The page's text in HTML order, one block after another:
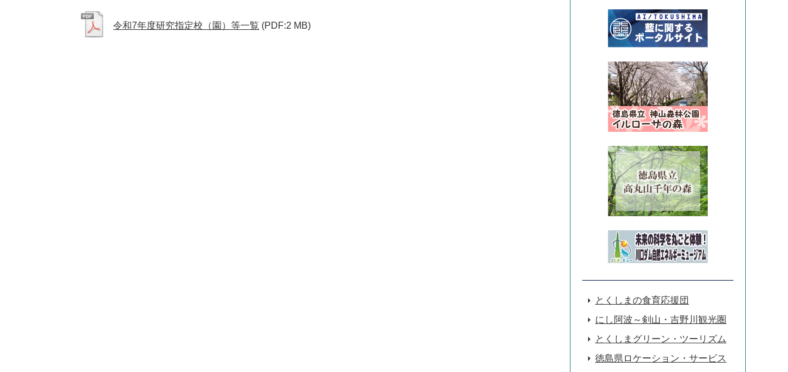
令和7年度研究指定校（園）等一覧 (PDF:2 MB)
とくしまの食育応援団
にし阿波～剣山・吉野川観光圏
とくしまグリーン・ツーリズム
徳島県ロケーション・サービス